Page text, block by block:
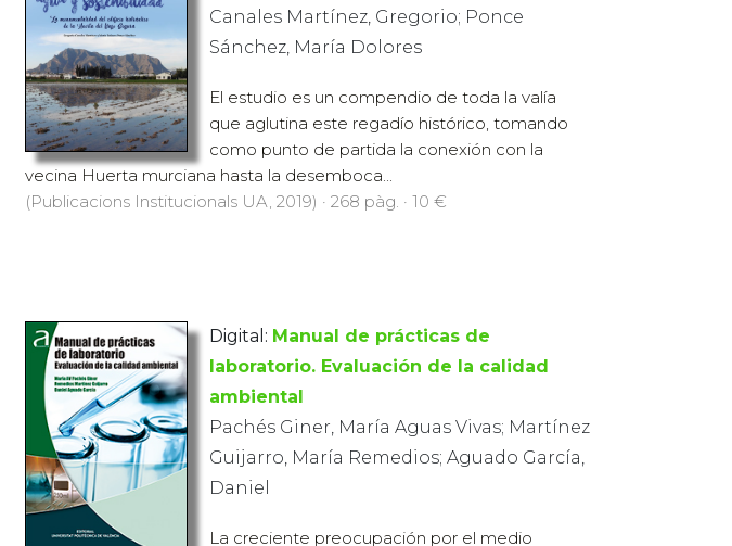
Canales Martínez, Gregorio; Ponce
Sánchez, María Dolores
El estudio es un compendio de toda la valía
que aglutina este regadío histórico, tomando
como punto de partida la conexión con la
vecina Huerta murciana hasta la desemboca...
(Publicacions Institucionals UA, 2019) · 268 pàg. · 10 €
Digital: Manual de prácticas de
laboratorio. Evaluación de la calidad
ambiental
Pachés Giner, María Aguas Vivas; Martínez
Guijarro, María Remedios; Aguado García,
Daniel
La creciente preocupación por el medio